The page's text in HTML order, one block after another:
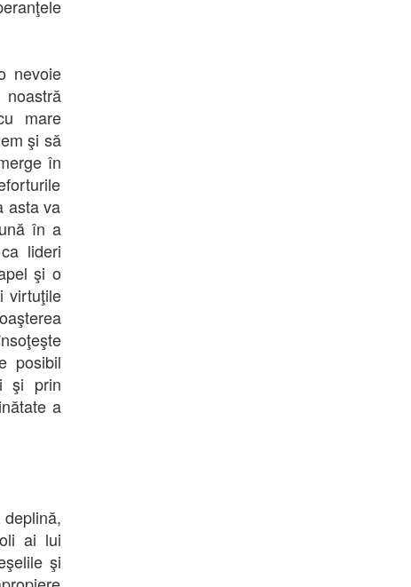
nevoie
mare
şi să
în
asta va
în a
lideri
şi o
virtuţile
posibil
şi prin
a
ai lui
şi